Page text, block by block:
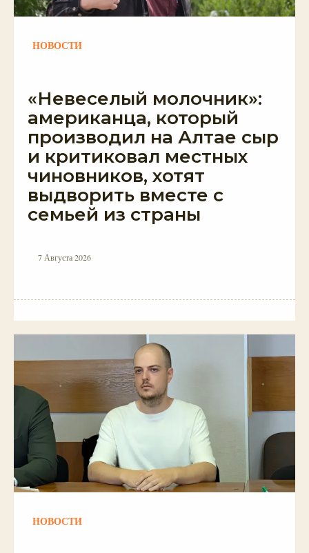
НОВОСТИ
«Невеселый молочник»:
американца, который
производил на Алтае сыр
и критиковал местных
чиновников, хотят
выдворить вместе с
семьей из страны
7 Августа 2026
НОВОСТИ